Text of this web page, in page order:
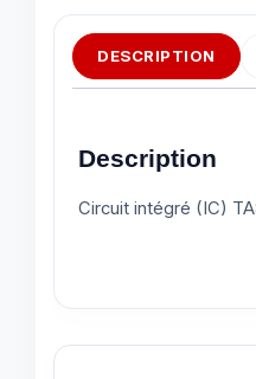
DESCRIPTION
Description
Circuit intégré (IC)